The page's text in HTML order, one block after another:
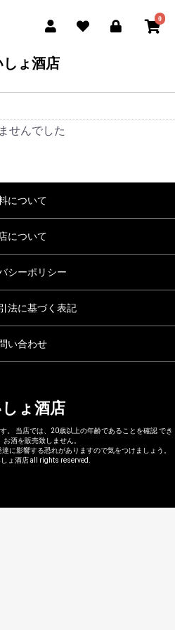
0
しょ酒店
せんでした
について
について
シーポリシー
法に基づく表記
い合わせ
ょ酒店
。 当店では、20歳以上の年齢であることを確認 でき
酒を販売致しません。
に影響する恐れがありますので気をつけましょう。
ょ酒店 all rights reserved.